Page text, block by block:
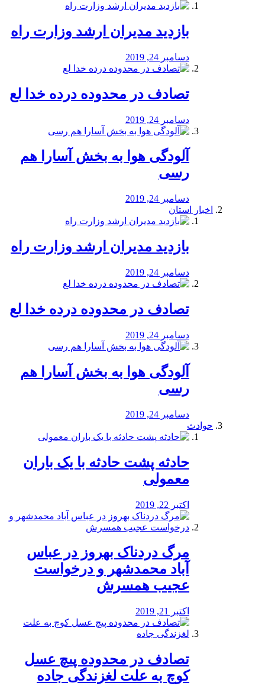
بازدید مدیران ارشد وزارت راه
دسامبر 24, 2019
تصادف در محدوده درده خدا لع
دسامبر 24, 2019
آلودگی هوا به بخش آسارا هم
رسی
دسامبر 24, 2019
اخبار استان
بازدید مدیران ارشد وزارت راه
دسامبر 24, 2019
تصادف در محدوده درده خدا لع
دسامبر 24, 2019
آلودگی هوا به بخش آسارا هم
رسی
دسامبر 24, 2019
حوادث
️حادثه پشت حادثه با یک باران
معمولی
اکتبر 22, 2019
مرگ دردناک بهروز در عباس
آباد محمدشهر و درخواست
عجیب همسرش
اکتبر 21, 2019
تصادف در محدوده پیچ عسل
کوچ به علت لغزندگی جاده